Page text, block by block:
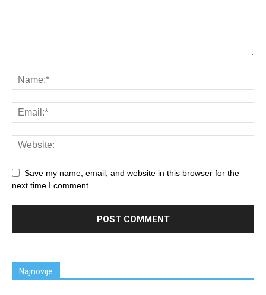
Save my name, email, and website in this browser for the
next time I comment.
Najnovije